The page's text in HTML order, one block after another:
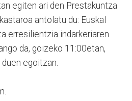
egiten ari den Prestakuntza
antolatu du: Euskal
erresilien­tzia indarkeriaren
da, goizeko 11:00etan,
egoitzan.